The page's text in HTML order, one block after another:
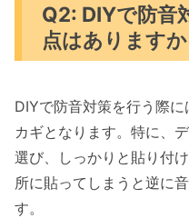
Q2: DIYで防音
点はありますか
DIYで防音対策を行う際
カギとなります。特に、
選び、しっかりと貼り付
所に貼ってしまうと逆に
す。